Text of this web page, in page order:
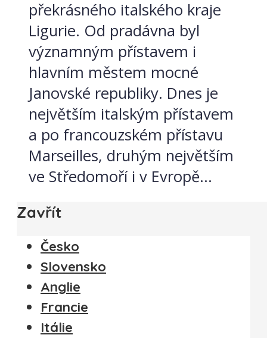
překrásného italského kraje
Ligurie. Od pradávna byl
významným přístavem i
hlavním městem mocné
Janovské republiky. Dnes je
největším italským přístavem
a po francouzském přístavu
Marseilles, druhým největším
ve Středomoří i v Evropě...
Zavřít
Česko
Slovensko
Anglie
Francie
Itálie